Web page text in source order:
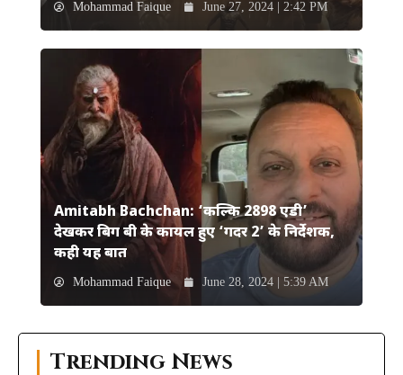
Mohammad Faique June 27, 2024 | 2:42 PM
Amitabh Bachchan: ‘कल्कि 2898 एडी’
देखकर बिग बी के कायल हुए ‘गदर 2’ के निर्देशक,
कही यह बात
Mohammad Faique June 28, 2024 | 5:39 AM
Trending News